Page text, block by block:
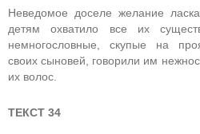
Неведомое доселе желание
детям охватило все их
немногословные, скупые на
своих сыновей, говорили им
их волос.
ТЕКСТ 34